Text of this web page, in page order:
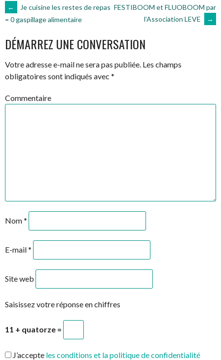
NAVIGATION
DES
ARTICLES
←
Je cuisine les restes de repas
= 0 gaspillage alimentaire
FESTIBOOM et FLUOBOOM par
l’Association LEVE
→
DÉMARREZ UNE CONVERSATION
Votre adresse e-mail ne sera pas publiée. Les champs
obligatoires sont indiqués avec *
Commentaire
Nom*
E-mail*
Site web
Saisissez votre réponse en chiffres
11 + quatorze =
J’accepte les conditions et la politique de confidentialité